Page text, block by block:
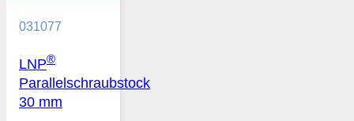
031077
LNP®
Parallelschraubstock
30 mm